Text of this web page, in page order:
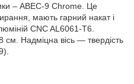
– ABEC-9 Chrome. Це
мають гарний накат і
CNC AL6061-T6.
Надміцна вісь — твердість